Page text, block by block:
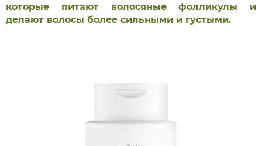
которые питают волосяные фолликулы и
делают волосы более сильными и густыми.